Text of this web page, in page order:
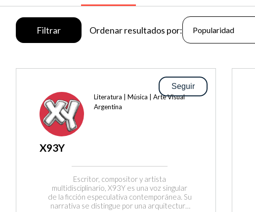
Filtrar Ordenar resultados por:
Seguir
Literatura | Música | Arte Visual
Argentina
X93Y
Escritor, compositor y artista
multidisciplinario, X93Y es una voz singular
de la ficción especulativa contemporánea. Su
narrativa se distingue por una arquitectura